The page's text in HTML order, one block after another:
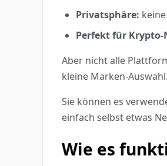
Privatsphäre:
Perfekt für Krypto-
Aber nicht alle
kleine Marken-
Sie können es
einfach selbst etwas
Wie es